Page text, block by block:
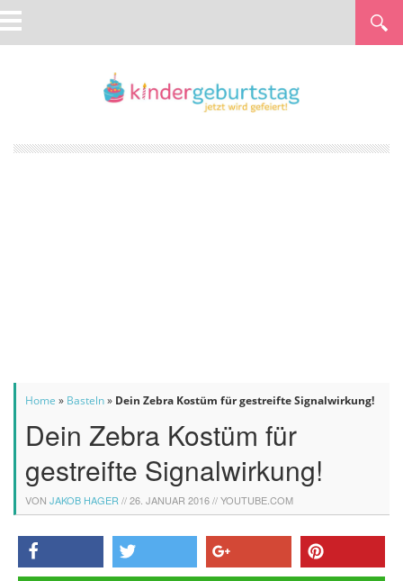
Home » Basteln» Dein Zebra Kostüm für gestreifte Signalwirkung!
Dein Zebra Kostüm für
gestreifte Signalwirkung!
VON JAKOB HAGER //26. JANUAR 2016// YOUTUBE.COM